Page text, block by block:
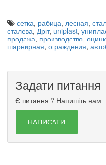
сетка, рабица, лесная,
сталева, Дріт, uniplast,
продажа, производство,
шарнирная, ограждения,
Задати питання
Є питання ? Напишіть нам
НАПИСАТИ